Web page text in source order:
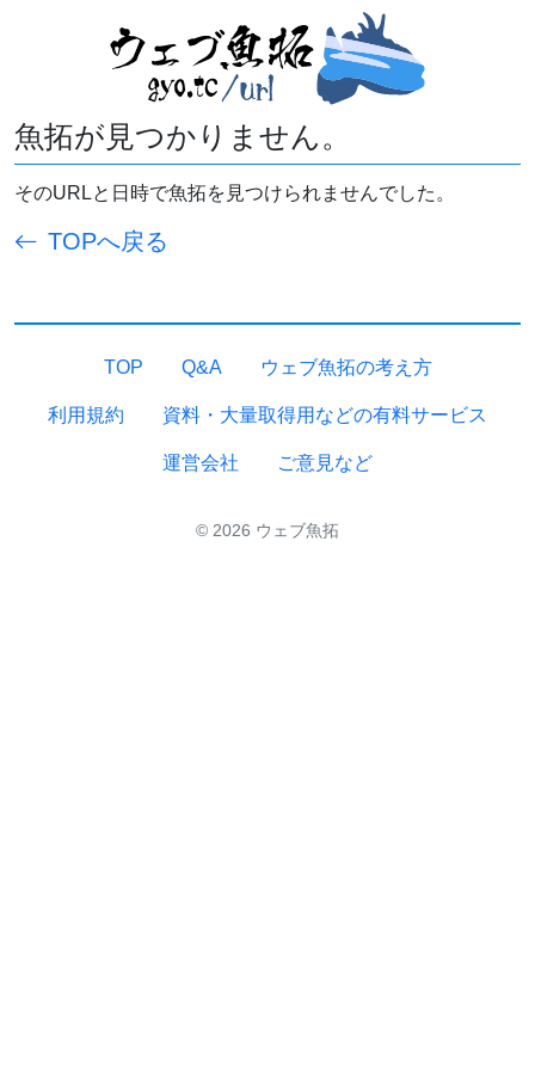
魚拓が見つかりません。
そのURLと日時で魚拓を見つけられませんでした。
TOPへ戻る
TOP Q&A ウェブ魚拓の考え方
利用規約 資料・大量取得用などの有料サービス
運営会社 ご意見など
© 2026 ウェブ魚拓